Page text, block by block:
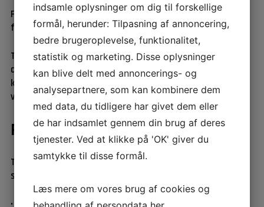
Foreningen er nonprofit og modtager ikke driftstilskud
fra det offentlige.
Teknologisk Videndeling finansieres gennem
deltagerbetaling ved arrangementerne og faste årlige
kontingenter fra medlemmerne, som er enkeltpersoner,
virksomheder, universiteter og GTS-institutter.
Foreningens struktur
Teknologisk Videndeling er inddelt i tre grupper, som
samlet set dækker medlemmernes specialområder:
•
Overflade- og korrosionsteknologi
indsamle oplysninger om dig til forskellige
formål, herunder: Tilpasning af annoncering,
bedre brugeroplevelse, funktionalitet,
statistik og marketing. Disse oplysninger
kan blive delt med annoncerings- og
analysepartnere, som kan kombinere dem
med data, du tidligere har givet dem eller
de har indsamlet gennem din brug af deres
tjenester. Ved at klikke på 'OK' giver du
samtykke til disse formål.
Læs mere om vores brug af cookies og